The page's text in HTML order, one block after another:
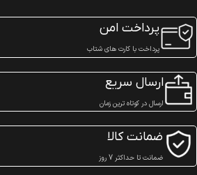
پرداخت امن
پرداخت با کارت های شتاب
ارسال سریع
ارسال در کوتاه ترین زمان
ضمانت کالا
ضمانت تا حداکثر 7 روز